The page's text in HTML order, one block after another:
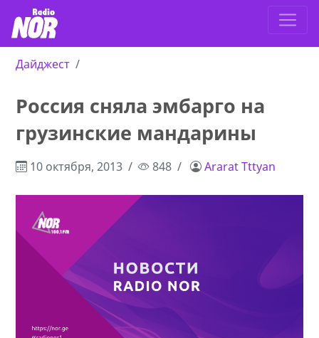
Дайджест
Россия сняла эмбарго на
грузинские мандарины
10 октября, 2013 848 Ararat Tttyan